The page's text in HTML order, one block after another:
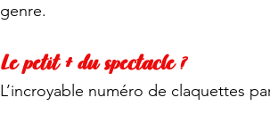
genre.
Le petit + du spectacle ?
L’incroyable numéro de claquettes